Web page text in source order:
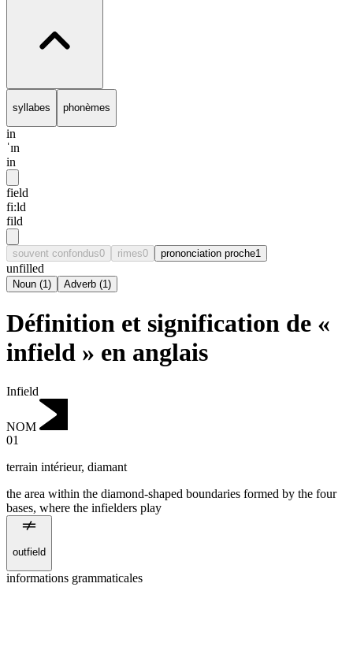
syllabes phonèmes
in
ˈɪn
in
field
fi:ld
fild
souvent confondus0 rimes0 prononciation proche1
unfilled
Noun (1) Adverb (1)
Définition et signification de «
infield » en anglais
Infield
NOM
01
terrain intérieur, diamant
the area within the diamond-shaped boundaries formed by the four
bases, where the infielders play
outfield
informations grammaticales